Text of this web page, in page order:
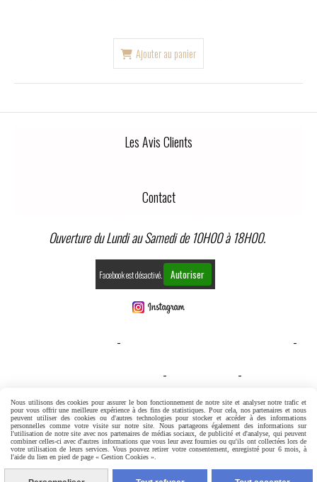
Ajouter au panier
Les Avis Clients
Contact
Ouverture du Lundi au Samedi de 10H00 à 18H00.
Facebook est désactivé. Autoriser
CONDITIONS GENERALES DE VENTE
Nous utilisons des cookies pour assurer le bon fonctionnement de notre site et analyser notre trafic et
pour vous offrir une meilleure expérience à des fins de statistiques. Pour cela, nos partenaires et nous
peuvent utiliser des cookies ou d'autres technologies pour stocker et accéder à des informations
personnelles comme votre visite sur notre site. Nous partageons également des informations sur
l'utilisation de notre site avec nos partenaires de médias sociaux, de publicité et d'analyse, qui peuvent
combiner celles-ci avec d'autres informations que vous leur avez fournies ou qu'ils ont collectées lors de
votre utilisation de leurs services. Vous pouvez retirer votre consentement, enregistré pour 6 mois, à
l'aide du lien en pied de page « Gestion Cookies ».